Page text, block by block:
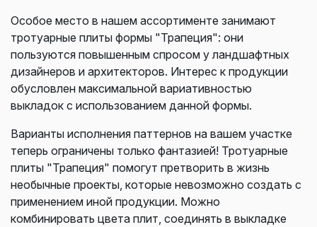
Особое место в нашем ассортименте занимают
тротуарные плиты формы "Трапеция": они
пользуются повышенным спросом у ландшафтных
дизайнеров и архитекторов. Интерес к продукции
обусловлен максимальной вариативностью
выкладок с использованием данной формы.
Варианты исполнения паттернов на вашем участке
теперь ограничены только фантазией! Тротуарные
плиты "Трапеция" помогут претворить в жизнь
необычные проекты, которые невозможно создать с
применением иной продукции. Можно
комбинировать цвета плит, соединять в выкладке